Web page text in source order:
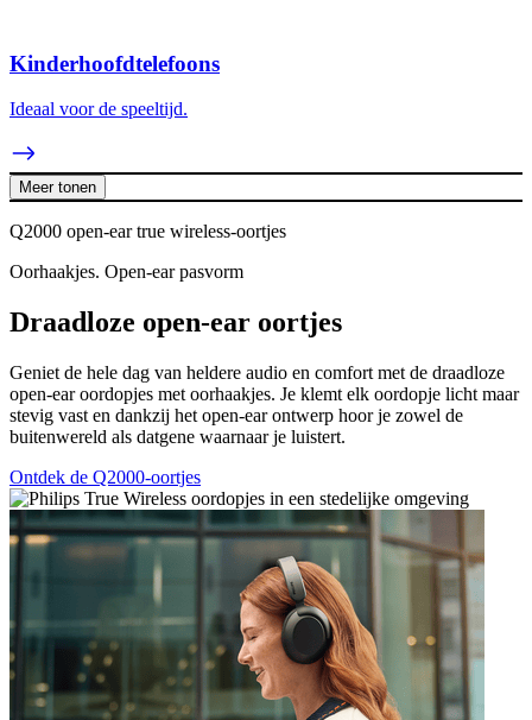
Kinderhoofdtelefoons
Ideaal voor de speeltijd.
Meer tonen
Q2000 open-ear true wireless-oortjes
Oorhaakjes. Open-ear pasvorm
Draadloze open-ear oortjes
Geniet de hele dag van heldere audio en comfort met de draadloze
open-ear oordopjes met oorhaakjes. Je klemt elk oordopje licht maar
stevig vast en dankzij het open-ear ontwerp hoor je zowel de
buitenwereld als datgene waarnaar je luistert.
Ontdek de Q2000-oortjes